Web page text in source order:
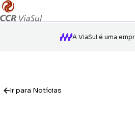
A ViaSul é uma
Ir para Notícias